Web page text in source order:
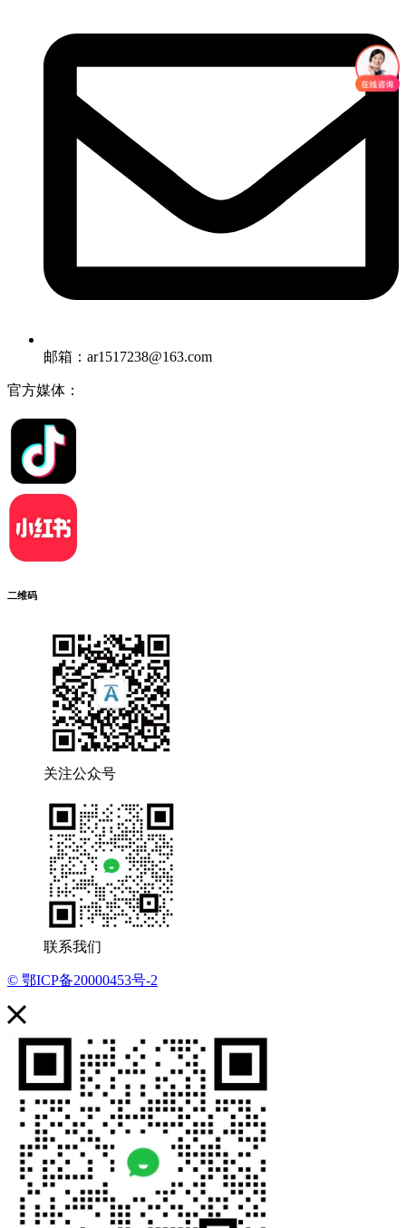
邮箱：ar1517238@163.com
官方媒体：
二维码
关注公众号
联系我们
© 鄂ICP备20000453号-2